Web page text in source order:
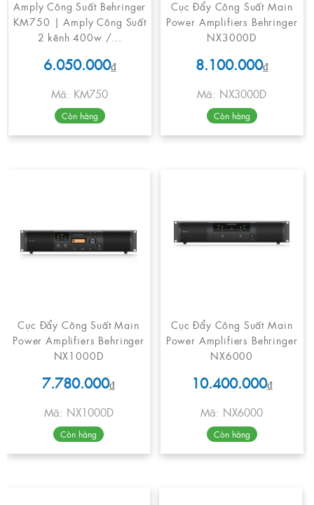
Amply Công Suất Behringer
KM750 | Amply Công Suất
2 kênh 400w /...
6.050.000₫
Mã: KM750
Còn hàng
Cục Đẩy Công Suất Main
Power Amplifiers Behringer
NX3000D
8.100.000₫
Mã: NX3000D
Còn hàng
Cục Đẩy Công Suất Main
Power Amplifiers Behringer
NX1000D
7.780.000₫
Mã: NX1000D
Còn hàng
Cục Đẩy Công Suất Main
Power Amplifiers Behringer
NX6000
10.400.000₫
Mã: NX6000
Còn hàng